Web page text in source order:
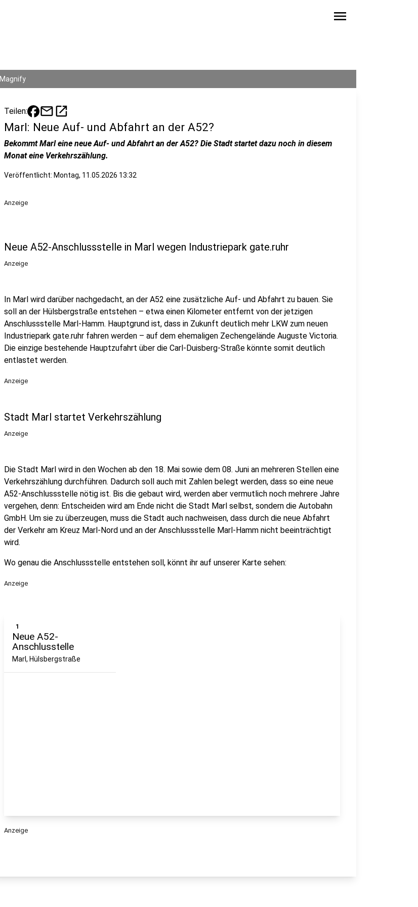
menu
Magnify
Teilen: mailopen_in_new
Marl: Neue Auf- und Abfahrt an der A52?
Bekommt Marl eine neue Auf- und Abfahrt an der A52? Die Stadt startet dazu noch in diesem
Monat eine Verkehrszählung.
Veröffentlicht: Montag, 11.05.2026 13:32
Anzeige
Neue A52-Anschlussstelle in Marl wegen Industriepark gate.ruhr
Anzeige
In Marl wird darüber nachgedacht, an der A52 eine zusätzliche Auf- und Abfahrt zu bauen. Sie
soll an der Hülsbergstraße entstehen – etwa einen Kilometer entfernt von der jetzigen
Anschlussstelle Marl-Hamm. Hauptgrund ist, dass in Zukunft deutlich mehr LKW zum neuen
Industriepark gate.ruhr fahren werden – auf dem ehemaligen Zechengelände Auguste Victoria.
Die einzige bestehende Hauptzufahrt über die Carl-Duisberg-Straße könnte somit deutlich
entlastet werden.
Anzeige
Stadt Marl startet Verkehrszählung
Anzeige
Die Stadt Marl wird in den Wochen ab den 18. Mai sowie dem 08. Juni an mehreren Stellen eine
Verkehrszählung durchführen. Dadurch soll auch mit Zahlen belegt werden, dass so eine neue
A52-Anschlussstelle nötig ist. Bis die gebaut wird, werden aber vermutlich noch mehrere Jahre
vergehen, denn: Entscheiden wird am Ende nicht die Stadt Marl selbst, sondern die Autobahn
GmbH. Um sie zu überzeugen, muss die Stadt auch nachweisen, dass durch die neue Abfahrt
der Verkehr am Kreuz Marl-Nord und an der Anschlussstelle Marl-Hamm nicht beeinträchtigt
wird.
Wo genau die Anschlussstelle entstehen soll, könnt ihr auf unserer Karte sehen:
Anzeige
1
Neue A52-
Anschlusstelle
Marl, Hülsbergstraße
Anzeige